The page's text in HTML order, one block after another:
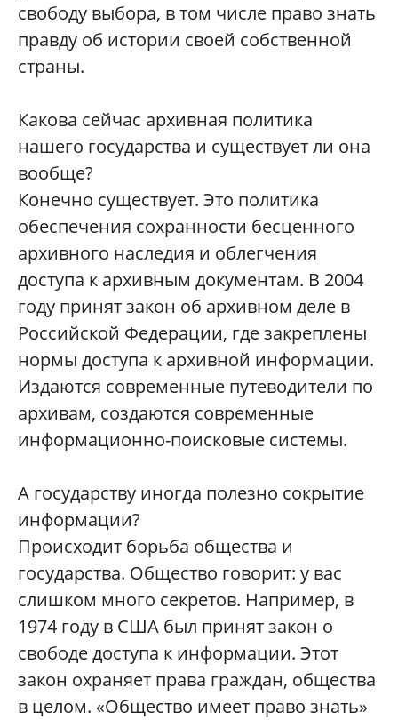
свободу выбора, в том числе право знать
правду об истории своей собственной
страны.
Какова сейчас архивная политика
нашего государства и существует ли она
вообще?
Конечно существует. Это политика
обеспечения сохранности бесценного
архивного наследия и облегчения
доступа к архивным документам. В 2004
году принят закон об архивном деле в
Российской Федерации, где закреплены
нормы доступа к архивной информации.
Издаются современные путеводители по
архивам, создаются современные
информационно-поисковые системы.
А государству иногда полезно сокрытие
информации?
Происходит борьба общества и
государства. Общество говорит: у вас
слишком много секретов. Например, в
1974 году в США был принят закон о
свободе доступа к информации. Этот
закон охраняет права граждан, общества
в целом. «Общество имеет право знать»